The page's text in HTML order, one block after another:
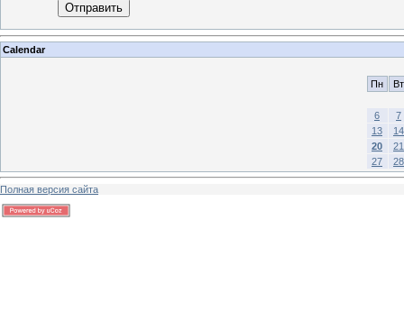
Отправить
Calendar
Пн Вт
6
7
13
14
20
21
27
28
Полная версия сайта